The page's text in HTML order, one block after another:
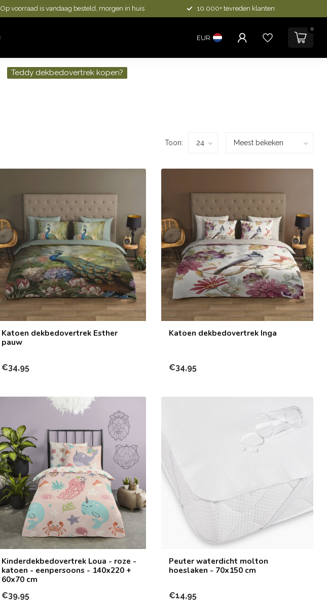
Op voorraad is vandaag besteld, morgen in huis 10.000+ tevreden klanten
EUR
0
Teddy dekbedovertrek kopen?
Toon:
Katoen dekbedovertrek Esther
pauw
€34,95
Katoen dekbedovertrek Inga
€34,95
Kinderdekbedovertrek Loua - roze -
katoen - eenpersoons - 140x220 +
60x70 cm
€39,95
Peuter waterdicht molton
hoeslaken - 70x150 cm
€14,95